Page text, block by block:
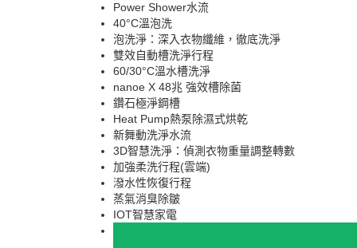
Power Shower水流
40°C溫泡洗
泡洗淨：深入衣物纖維，徹底洗淨
雙效自動槽洗淨行程
60/30°C溫水槽洗淨
nanoe X 48兆 強效槽除菌
鑽石極淨鋼槽
Heat Pump熱泵除濕式烘乾
新舞動洗淨水流
3D智慧洗淨：偵測衣物重量調整轉數
加強柔洗行程(雲端)
潑水性恢復行程
蒸氣消臭除皺
IOT智慧家電